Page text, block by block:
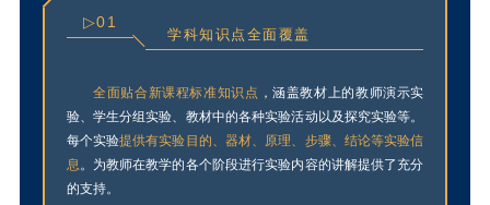
▷01
学科知识点全面覆盖
全面贴合新课程标准知识点 ，涵盖教材上的教师演示实
验、学生分组实验、教材中的各种实验活动以及探究实验等。
每个实验提供有实验目的、器材、原理、步骤、结论等实验信
息。为教师在教学的各个阶段进行实验内容的讲解提供了充分
的支持。